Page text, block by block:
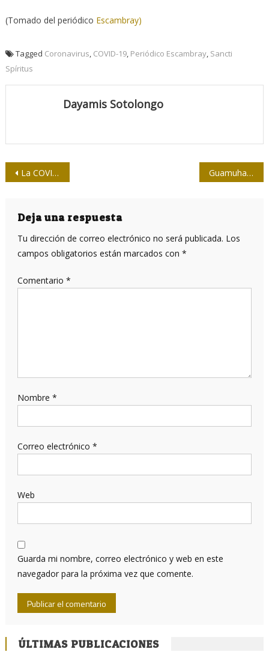
(Tomado del periódico Escambray)
Tagged Coronavirus COVID-19, Periódico Escambray, Sancti
Spíritus
Dayamis Sotolongo
Navegación
entradas
La COVID-19 “entra en una fase peligrosa”, alertó la OMS Guamuhaya sin coronavirus o la historia no contada de la pandemia
Deja una respuesta
Tu dirección de correo electrónico no será publicada. Los
campos obligatorios están marcados con *
Comentario *
Nombre *
Correo electrónico *
Web
Guarda mi nombre, correo electrónico y web en este
navegador para la próxima vez que comente.
ÚLTIMAS PUBLICACIONES